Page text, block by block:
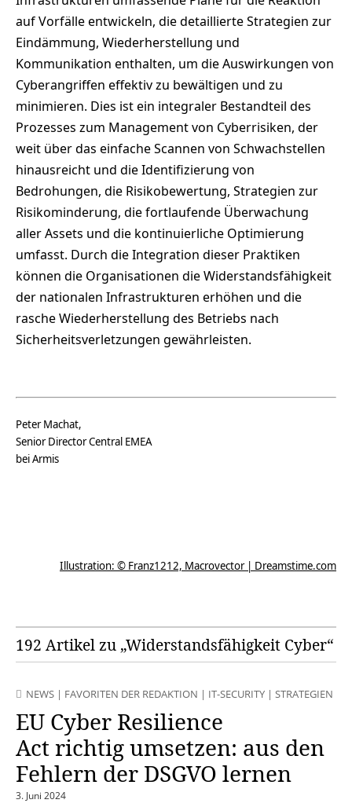
auf Vorfälle entwickeln, die detaillierte Strategien zur
Eindämmung, Wiederherstellung und
Kommunikation enthalten, um die Auswirkungen von
Cyberangriffen effektiv zu bewältigen und zu
minimieren. Dies ist ein integraler Bestandteil des
Prozesses zum Management von Cyberrisiken, der
weit über das einfache Scannen von Schwachstellen
hinausreicht und die Identifizierung von
Bedrohungen, die Risikobewertung, Strategien zur
Risikominderung, die fortlaufende Überwachung
aller Assets und die kontinuierliche Optimierung
umfasst. Durch die Integration dieser Praktiken
können die Organisationen die Widerstandsfähigkeit
der nationalen Infrastrukturen erhöhen und die
rasche Wiederherstellung des Betriebs nach
Sicherheitsverletzungen gewährleisten.
Peter Machat,
Senior Director Central EMEA
bei Armis
Illustration: © Franz1212, Macrovector | Dreamstime.com
192 Artikel zu „Widerstandsfähigkeit Cyber“
NEWS | FAVORITEN DER REDAKTION | IT-SECURITY | STRATEGIEN
EU Cyber Resilience
Act richtig umsetzen: aus den
Fehlern der DSGVO lernen
3. Juni 2024